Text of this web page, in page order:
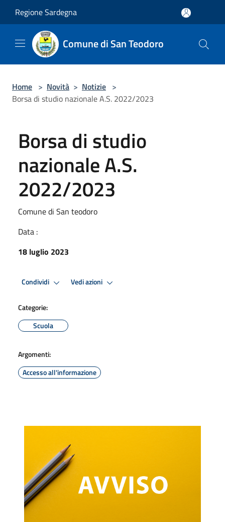
Regione Sardegna
Comune di San Teodoro
Home > Novità > Notizie >
Borsa di studio nazionale A.S. 2022/2023
Borsa di studio
nazionale A.S.
2022/2023
Comune di San teodoro
Data :
18 luglio 2023
Condividi Vedi azioni
Categorie:
Scuola
Argomenti:
Accesso all'informazione